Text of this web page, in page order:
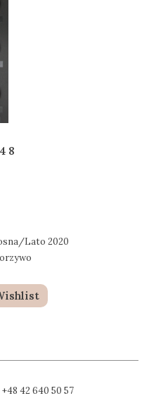
Lato 2020
+48 42 640 50 57